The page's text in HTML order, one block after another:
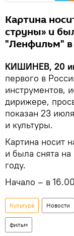
Картина
струны» и
"Ленфильм" в
КИШИНЕВ, 20
первого в
инструментов,
дирижере,
показан 23
и культуры.
Картина носит
и была снята
году.
Начало – в
Культура Новости
фильм